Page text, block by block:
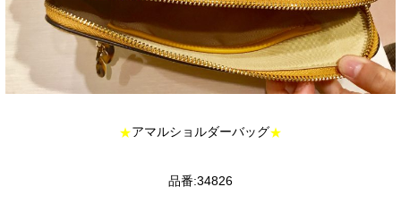
★アマルショルダーバッグ★
品番:34826